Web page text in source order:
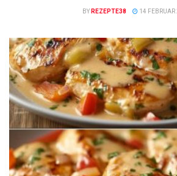
BY REZEPTE38 14